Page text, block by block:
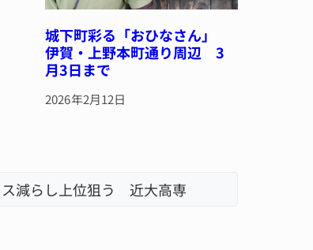
城下町彩る「おひなさん」
伊賀・上野本町通り周辺 3
月3日まで
2026年2月12日